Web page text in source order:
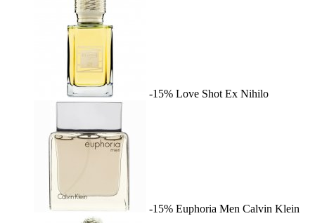
-15% Love Shot Ex Nihilo
-15% Euphoria Men Calvin Klein